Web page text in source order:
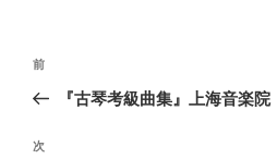
投
ビ
前
の
稿
前
『古琴考級曲集』上海音楽院
次
次